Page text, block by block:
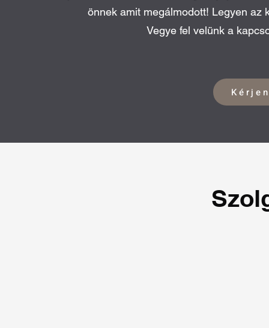
önnek amit megálmodott! Legyen az
Vegye fel velünk a